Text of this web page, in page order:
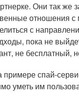
Они так же
отношения с
с
пока не
не бесплатный,
спай-
уметь им